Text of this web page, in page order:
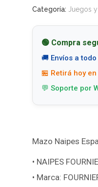
Categoría: Juegos
🟢 Compra
🚚 Envíos a
🏪 Retirá hoy
💬 Soporte por
Mazo Naipes
• NAIPES
• Marca: